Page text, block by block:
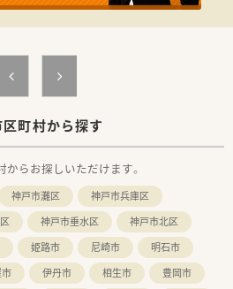
町村から探す
らお探しいただけます。
神戸市灘区
神戸市兵庫区
神戸市垂水区
神戸市北区
姫路市 尼崎市
明石市
伊丹市 相生市
豊岡市